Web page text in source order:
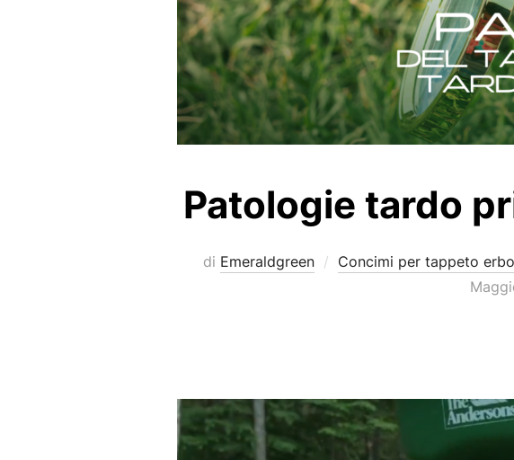
Patologie tardo
di Emeraldgreen Concimi per tappeto